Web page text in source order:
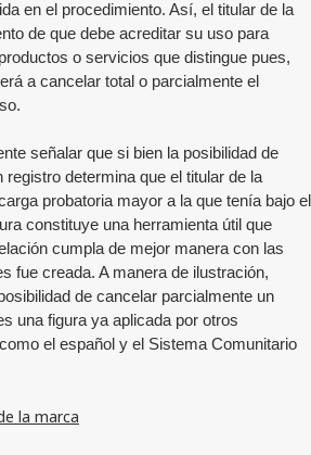
en el procedimiento. Así, el titular de la
de que debe acreditar su uso para
o servicios que distingue pues,
a cancelar total o parcialmente el
señalar que si bien la posibilidad de
determina que el titular de la
probatoria mayor a la que tenía bajo el
constituye una herramienta útil que
cumpla de mejor manera con las
fue creada. A manera de ilustración,
de cancelar parcialmente un
una figura ya aplicada por otros
el español y el Sistema Comunitario
la marca